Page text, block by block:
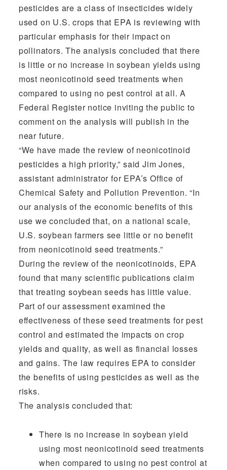
pesticides are a class of insecticides widely
used on U.S. crops that EPA is reviewing with
particular emphasis for their impact on
pollinators. The analysis concluded that there
is little or no increase in soybean yields using
most neonicotinoid seed treatments when
compared to using no pest control at all. A
Federal Register notice inviting the public to
comment on the analysis will publish in the
near future.
“We have made the review of neonicotinoid
pesticides a high priority,” said Jim Jones,
assistant administrator for EPA’s Office of
Chemical Safety and Pollution Prevention. “In
our analysis of the economic benefits of this
use we concluded that, on a national scale,
U.S. soybean farmers see little or no benefit
from neonicotinoid seed treatments.”
During the review of the neonicotinoids, EPA
found that many scientific publications claim
that treating soybean seeds has little value.
Part of our assessment examined the
effectiveness of these seed treatments for pest
control and estimated the impacts on crop
yields and quality, as well as financial losses
and gains. The law requires EPA to consider
the benefits of using pesticides as well as the
risks.
The analysis concluded that:
There is no increase in soybean yield
using most neonicotinoid seed treatments
when compared to using no pest control at